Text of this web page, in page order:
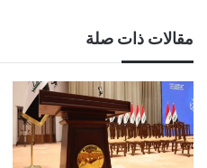
مقالات ذات صلة